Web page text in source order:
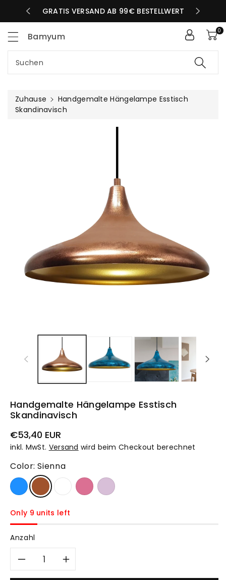
SCHNELLER VERSAND AM SELBEN TAG GRATIS
Bamyum
Suchen
0
Zuhause
Handgemalte Hängelampe Esstisch
Skandinavisch
Handgemalte Hängelampe Esstisch
Skandinavisch
Normaler
Preis
€53,40 EUR
inkl. MwSt. Versand wird beim Checkout berechnet
Color:Sienna
Only 9 units left
Anzahl
VerringereErhöhe